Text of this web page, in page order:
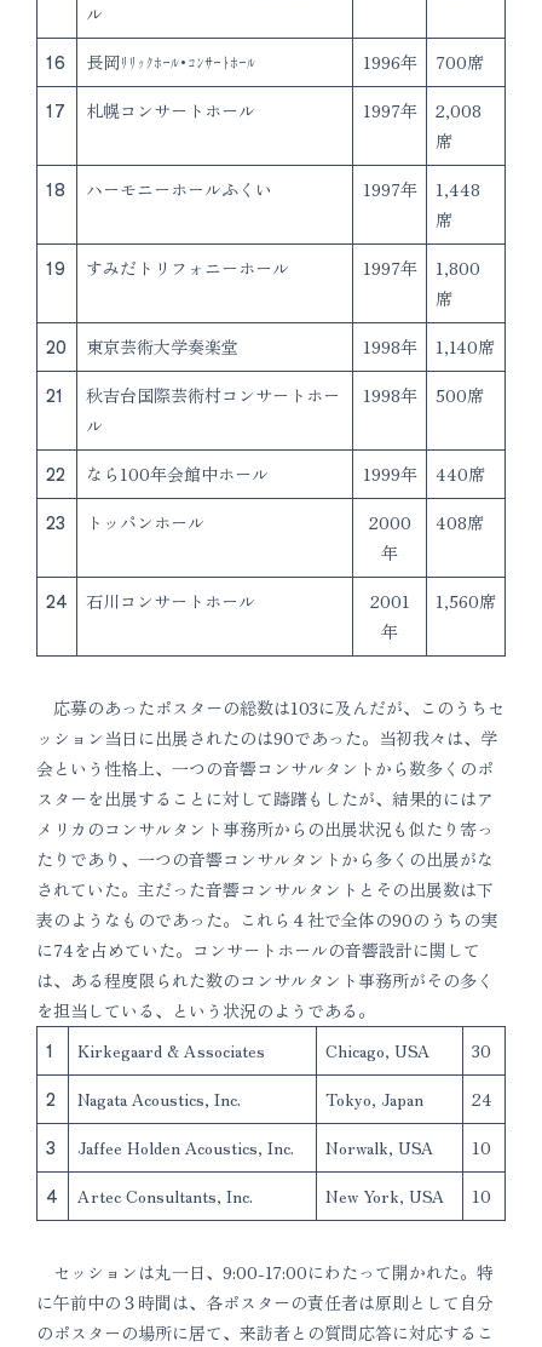
ル
16 長岡ﾘﾘｯｸﾎｰﾙ･ｺﾝｻｰﾄﾎｰﾙ 1996年
700席
17
札幌コンサートホール 1997年
2,008
席
18
ハーモニーホールふくい 1997年
1,448
席
19
すみだトリフォニーホール 1997年
1,800
席
20
東京芸術大学奏楽堂 1998年
1,140席
21
秋吉台国際芸術村コンサートホー
ル
1998年 500席
22 なら100年会館中ホール 1999年
440席
23
トッパンホール
2000
年
408席
24 石川コンサートホール
2001
年
1,560席
応募のあったポスターの総数は103に及んだが、このうちセ
ッション当日に出展されたのは90であった。当初我々は、学
会という性格上、一つの音響コンサルタントから数多くのポ
スターを出展することに対して躊躇もしたが、結果的にはア
メリカのコンサルタント事務所からの出展状況も似たり寄っ
たりであり、一つの音響コンサルタントから多くの出展がな
されていた。主だった音響コンサルタントとその出展数は下
表のようなものであった。これら４社で全体の90のうちの実
に74を占めていた。コンサートホールの音響設計に関して
は、ある程度限られた数のコンサルタント事務所がその多く
を担当している、という状況のようである。
1
Kirkegaard & Associates Chicago, USA
30
2
Nagata Acoustics, Inc. Tokyo, Japan
24
3
Jaffee Holden Acoustics, Inc. Norwalk, USA
10
4
Artec Consultants, Inc. New York, USA 10
セッションは丸一日、9:00-17:00にわたって開かれた。特
に午前中の３時間は、各ポスターの責任者は原則として自分
のポスターの場所に居て、来訪者との質問応答に対応するこ